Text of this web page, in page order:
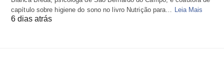
capítulo sobre higiene do sono no livro Nutrição para…
Leia Mais
6 dias atrás